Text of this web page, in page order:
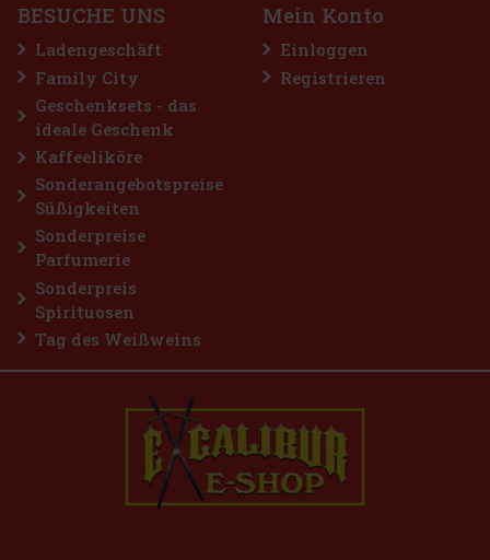
BESUCHE UNS
Ladengeschäft
Family City
Geschenksets - das
ideale Geschenk
Kaffeeliköre
Sonderangebotspreise
Süßigkeiten
Sonderpreise
Parfumerie
Sonderpreis
Spirituosen
Tag des Weißweins
Mein Konto
Einloggen
Registrieren